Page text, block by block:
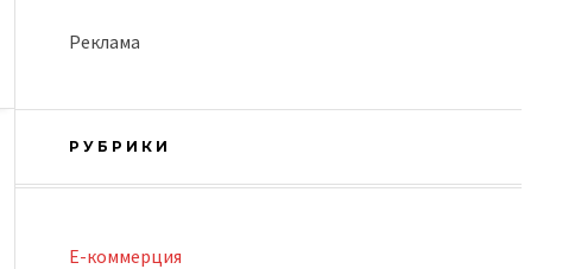
Реклама
РУБРИКИ
E-коммерция